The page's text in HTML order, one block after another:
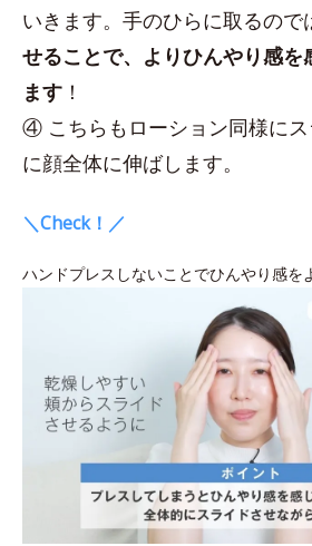
いきます。手のひらに取るので
せることで、よりひんやり感を
ます ！
④ こちらもローション同様にス
に顔全体に伸ばします。
＼Check！／
ハンドプレスしないことでひんやり感を